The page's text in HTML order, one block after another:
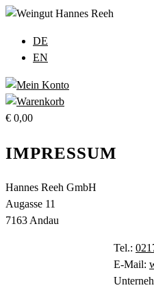
umschalten
DE
EN
€ 0,00
IMPRESSUM
Hannes Reeh GmbH
Augasse 11
7163 Andau
Tel.:
E-Mail: